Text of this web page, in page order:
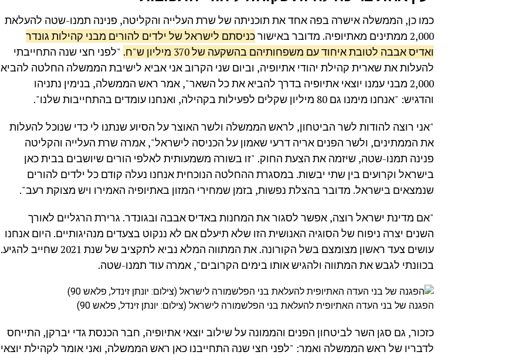
כמו כן, הממשלה אישרה בפה אחד את תוכניתה של שרת העלייה והקליטה, פנינה תמנו-שטה להעלאת
2,000 ממתינים מאתיופיה. מדובר באישור
כניסתם לישראל של ילדים להורים מבני קהילות גונדר
ואדיס אבבה לטובת איחוד עם משפחותיהם בהשקעה של 370 מיליון ש"ח.
"לפני חצי שנה התחייבתי
להעלות את שארית קהילת יהודי אתיופיה, וביום שני הקרוב אני אביא לישיבת הממשלה החלטה להביא
2,000 מבני עמנו יוצאי אתיופיה בדרך להביא את כל השאר", אמר ראש הממשלה, בנימין נתניהו
והדגיש: "אנחנו מימנו גם 80 מיליון שקלים לפעילות בקהילה, ואנחנו עומדים בהתחייבות שלנו".
"אני רוצה להודות לשר הביטחון, לראש הממשלה ולשר האוצר על הסיוע שנתנו לי כדי שנוכל להעלות
את הממתינים, ולשר הפנים אריה דרעי שאמון על הכניסה לישראל", אמרה שרת העלייה והקליטה
פנינה תמנו-שטה, שיזמה את הצעת החוק. "זו בשורה משמעותית לאלפי הורים שיושבים בבית כאן
בישראל וקרועים בין שתי יבשות. במסגרת ההחלטה הנוכחית אנחנו נעלה קודם כל ילדים להורים
שנמצאים בישראל. מדובר בהצלת נפשות, בזמן שמחירי המזון באתיופיה האמירו ויש מצוקת רעב".
"אם מדינת ישראל רוצה, אפשר לסגור את המחנות באדיס אבבה ובגונדר. גרירת הרגליים לאורך
השנים יצרה ניפוח של הסוגיה האנושית הזו שלא תיעלם אם לא ננקוט בצעדים מנהיגותיים. היום אנחנו
עושים צעד ראשון מצומצם בשל הקורונה. את המתווה המלא נביא לתקציב של שנת 2021 שחייב להגיע.
בכוונתי לגבש את המתווה ולהגיש אותו בימים הקרובים", אמרה עוד תמנו-שטה.
הפגנה של בני העדה האתיופית להעלאת בני הפלשמורה לישראל (צילום: יונתן זינדל, פלאש 90)
כזכור, גם סגן השר לביטחון הפנים והממונה על שילוב יוצאי אתיופיה, חבר הכנסת גדי יברקן, התייחס
לדבריו של ראש הממשלה ואמר: "לפני חצי שנה התחייבנו כאן ראש הממשלה, ואני אומר לקהילת יוצאי